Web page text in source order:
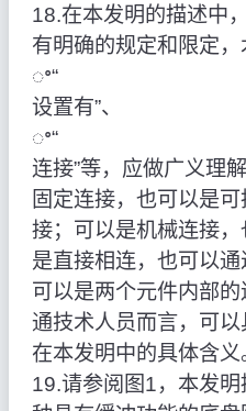
18.在本发明的描述中
有明确的规定和限定，
ꢀ“
设置有”、
ꢀ“
连接”等，应做广义理
固定连接，也可以是
接；可以是机械连接
是直接相连，也可以通
可以是两个元件内部
通技术人员而言，可
在本发明中的具体含义
19.请参阅图1，本发